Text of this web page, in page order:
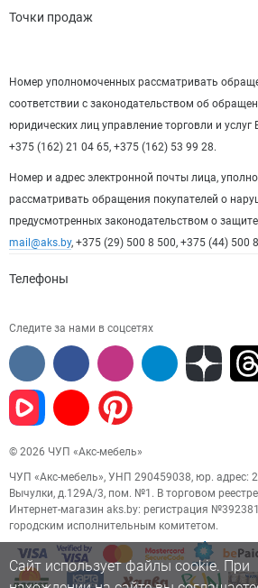
Точки продаж
Номер уполномоченных рассматривать
соответствии с законодательством об
юридических лиц управление торговли и услуг
+375 (162) 21 04 65, +375 (162) 53 99 28.
Номер и адрес электронной почты лица,
рассматривать обращения покупателей о
предусмотренных законодательством о
mail@aks.by, +375 (29) 500 8 500, +375 (44) 500
Телефоны
Следите за нами в соцсетях
© 2026 ЧУП «Акс-мебель»
ЧУП «Акс-мебель», УНП 290459038, юр. адрес:
Вычулки, д.129А/3, пом. №1. В торговом
Интернет-магазин aks.by: регистрация
городским исполнительным комитетом.
Сайт использует файлы cookie. При